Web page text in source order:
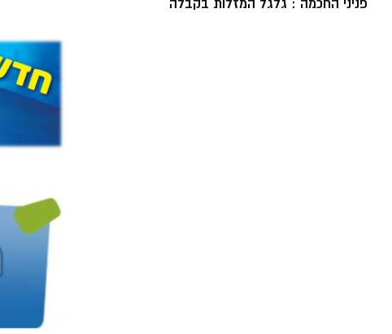
פניני החכמה : גלגל המזלות בקבלה